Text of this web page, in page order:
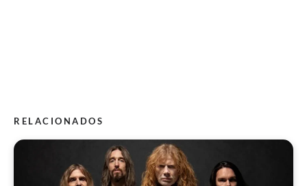
RELACIONADOS